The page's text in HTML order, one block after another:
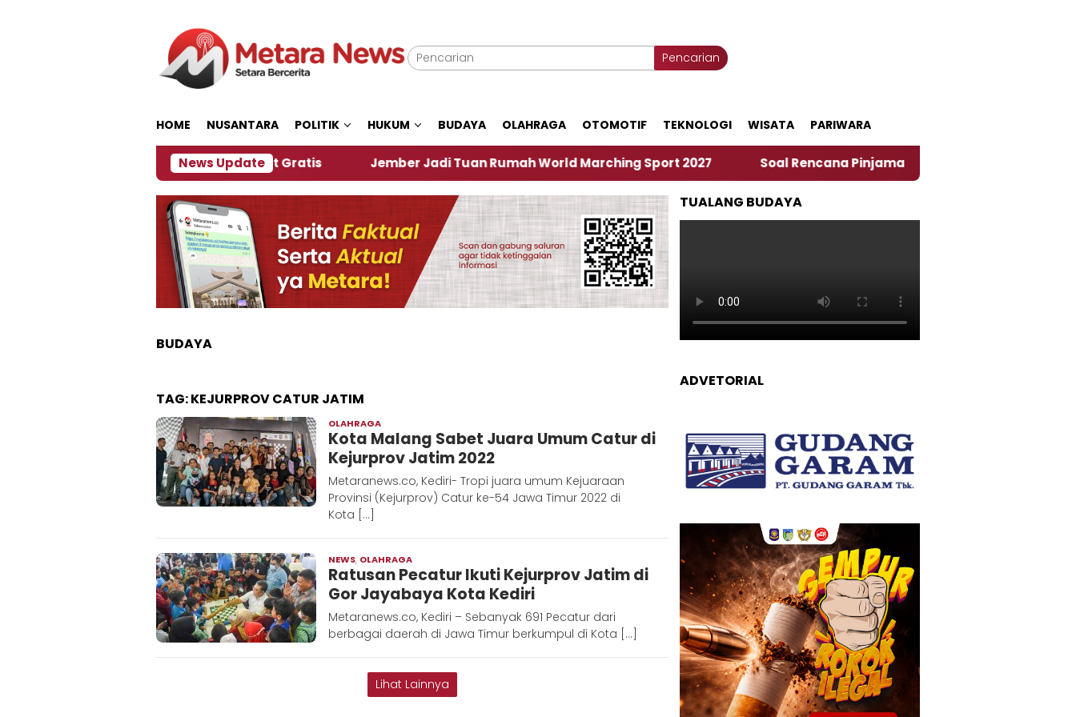
Pencarian
HOME NUSANTARA POLITIK HUKUM BUDAYA OLAHRAGA OTOMOTIF TEKNOLOGI WISATA PARIWARA
News Update
Panitia Siapkan Kopi dan Pijat Gratis Jember Jadi Tuan Rumah World Marching Sport 2027 ‎Soal Rencana Pinjaman Daerah Pemkab Jember, Ini Kata
BUDAYA
TAG:KEJURPROV CATUR JATIM
OLAHRAGA
Metaranews
Kota Malang Sabet Juara Umum Catur di
Kejurprov Jatim 2022
Metaranews.co, Kediri- Tropi juara umum Kejuaraan
Provinsi (Kejurprov) Catur ke-54 Jawa Timur 2022 di
Kota […]
NEWS, OLAHRAGA
Metara
Ratusan Pecatur Ikuti Kejurprov Jatim di
Gor Jayabaya Kota Kediri
Metaranews.co, Kediri – Sebanyak 691 Pecatur dari
berbagai daerah di Jawa Timur berkumpul di Kota […]
Lihat Lainnya
TUALANG BUDAYA
ADVETORIAL